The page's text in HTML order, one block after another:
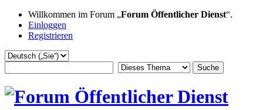
Willkommen im Forum „Forum Öffentlicher Dienst“.
Einloggen
Registrieren